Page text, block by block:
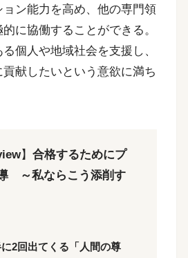
ン能力を高め、他の専門領
に協働することができる。
個人や地域社会を支援し、
献したいという意欲に満ち
】合格するためにプ
～私ならこう添削す
2回出てくる「人間の尊